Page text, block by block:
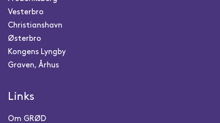
Vesterbro
Christianshavn
Østerbro
Kongens Lyngby
Graven, Århus
Links
Om GRØD